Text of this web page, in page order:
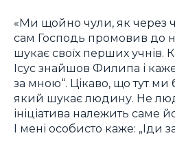
«Ми щойно чули, як через
сам Господь промовив до
шукає своїх перших учнів.
Ісус знайшов Филипа і
за мною“. Цікаво, що тут
який шукає людину. Не
ініціатива належить саме
І мені особисто каже: „Іди